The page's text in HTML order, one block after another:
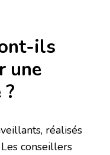
ils
une
réalisés
conseillers